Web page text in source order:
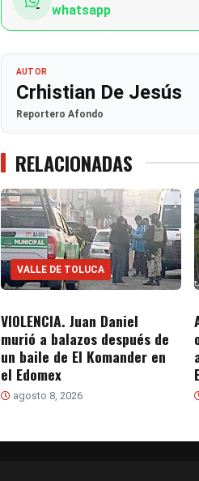
whatsapp
AUTOR
Crhistian De Jesús
Reportero Afondo
RELACIONADAS
VALLE DE TOLUCA
VIOLENCIA. Juan Daniel
murió a balazos después de
un baile de El Komander en
el Edomex
agosto 8, 2026